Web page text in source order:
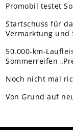
Promobil testet
Startschuss für
Vermarktung und
50.000-km-
Sommerreifen
Noch nicht mal
Von Grund auf